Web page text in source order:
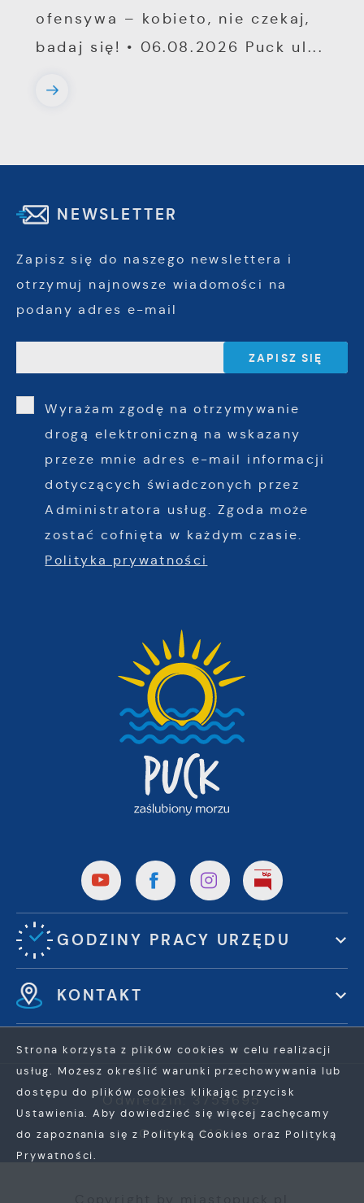
ofensywa – kobieto, nie czekaj,
badaj się! • 06.08.2026 Puck ul...
NEWSLETTER
Zapisz się do naszego newslettera i
otrzymuj najnowsze wiadomości na
podany adres e-mail
Wyrażam zgodę na otrzymywanie
drogą elektroniczną na wskazany
przeze mnie adres e-mail informacji
dotyczących świadczonych przez
Administratora usług. Zgoda może
zostać cofnięta w każdym czasie.
Polityka prywatności
GODZINY PRACY URZĘDU
KONTAKT
Odwiedzin: 3759695
Online: 410
Strona korzysta z plików cookies w celu realizacji
usług. Możesz określić warunki przechowywania lub
dostępu do plików cookies klikając przycisk
Ustawienia. Aby dowiedzieć się więcej zachęcamy
do zapoznania się z Polityką Cookies oraz Polityką
Prywatności.